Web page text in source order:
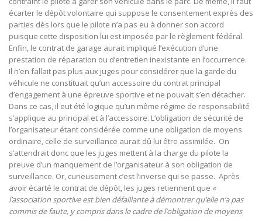
écarter le dépôt volontaire qui suppose le consentement exprès des
parties dès lors que le pilote n’a pas eu à donner son accord
puisque cette disposition lui est imposée par le règlement fédéral.
Enfin, le contrat de garage aurait impliqué l’exécution d’une
prestation de réparation ou d’entretien inexistante en l’occurrence.
Il n’en fallait pas plus aux juges pour considérer que la garde du
véhicule ne constituait qu’un accessoire du contrat principal
d’engagement à une épreuve sportive et ne pouvait s’en détacher.
Dans ce cas, il eut été logique qu’un même régime de responsabilité
s’applique au principal et à l’accessoire. L’obligation de sécurité de
l’organisateur étant considérée comme une obligation de moyens
ordinaire, celle de surveillance aurait dû lui être assimilée. On
s’attendrait donc que les juges mettent à la charge du pilote la
preuve d’un manquement de l’organisateur à son obligation de
surveillance. Or, curieusement c’est l’inverse qui se passe. Après
avoir écarté le contrat de dépôt, les juges retiennent que «
l’association sportive est bien défaillante à démontrer qu’elle n’a pas
commis de faute, y compris dans le cadre de l’obligation de moyens